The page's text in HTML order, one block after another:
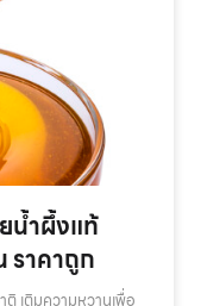
น้ำผึ้งแท้
ราคาถูก
เติมความหวานเพื่อ